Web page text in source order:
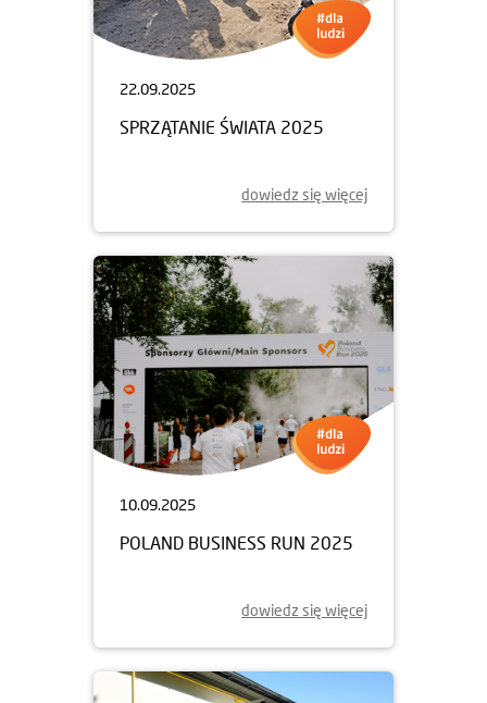
22.09.2025
SPRZĄTANIE ŚWIATA 2025
dowiedz się więcej
10.09.2025
POLAND BUSINESS RUN 2025
dowiedz się więcej